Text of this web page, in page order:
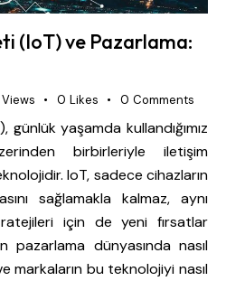
(IoT) ve Pazarlama:
Views 0 Likes 0 Comments
yaşamda kullandığımız
birbirleriyle iletişim
IoT, sadece cihazların
sağlamakla kalmaz, aynı
için de yeni fırsatlar
pazarlama dünyasında nasıl
markaların bu teknolojiyi nasıl